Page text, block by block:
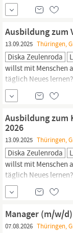
1.900 Filialen in 17
für moderne
unserer Kunden. Als
Anspruch, eine
Ausbildung zum
13.09.2025 Thüringen,
Diska Zeulenroda
willst mit Menschen
täglich Neues
Teil einer starken
Zukunft mitgestaltet.
Ansprechperson
unserer Philosophie:
Ausbildung zum
2026
13.09.2025 Thüringen,
Diska Zeulenroda
willst mit Menschen
täglich Neues
Teil einer starken
Zukunft mitgestaltet
dem Verkauf
Bestell- und
Manager (m/w/
07.08.2026 Thüringen,